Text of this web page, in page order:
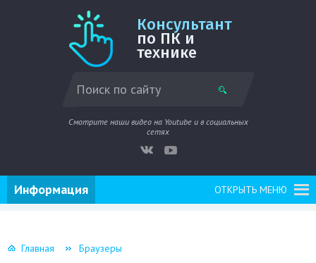
Консультант
по ПК и
технике
Смотрите наши видео на Youtube и в социальных
сетях
ОТКРЫТЬ МЕНЮ
Информация
Главная Браузеры